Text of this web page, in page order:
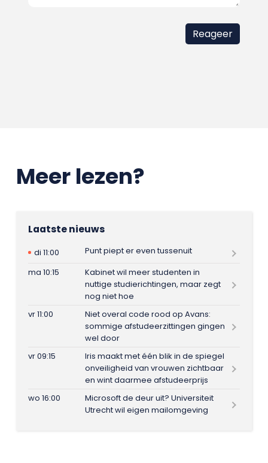
Meer lezen?
Laatste nieuws
di 11:00
Punt piept er even tussenuit
ma 10:15
Kabinet wil meer studenten in
nuttige studierichtingen, maar zegt
nog niet hoe
vr 11:00
Niet overal code rood op Avans:
sommige afstudeerzittingen gingen
wel door
vr 09:15
Iris maakt met één blik in de spiegel
onveiligheid van vrouwen zichtbaar
en wint daarmee afstudeerprijs
wo 16:00
Microsoft de deur uit? Universiteit
Utrecht wil eigen mailomgeving